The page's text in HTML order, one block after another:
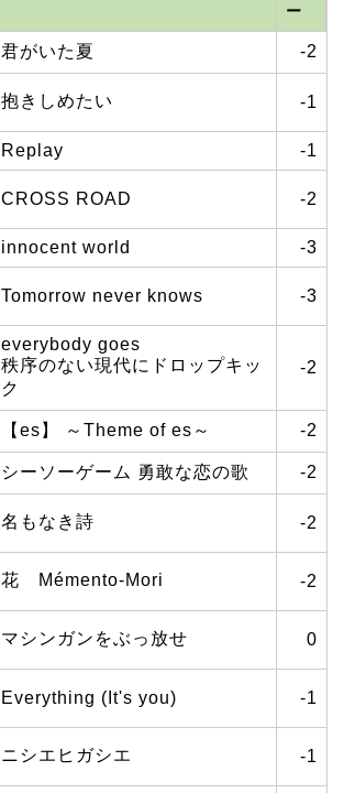
ー
君がいた夏 -2
抱きしめたい -1
Replay -1
CROSS ROAD -2
innocent world -3
Tomorrow never knows -3
everybody goes
秩序のない現代にドロップキッ
ク
-2
【es】 ～Theme of es～ -2
シーソーゲーム 勇敢な恋の歌 -2
名もなき詩 -2
花 Mémento-Mori -2
マシンガンをぶっ放せ 0
Everything (It's you) -1
ニシエヒガシエ -1